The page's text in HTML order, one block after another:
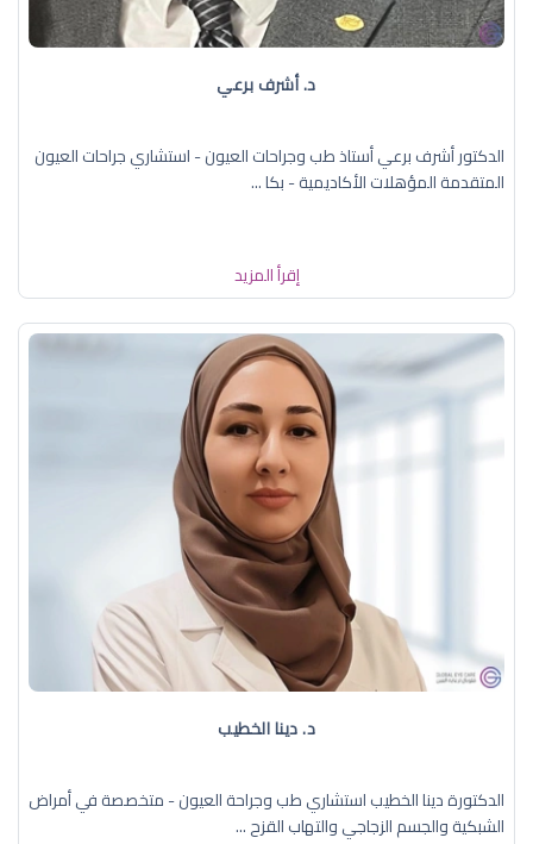
د. أشرف برعي
الدكتور أشرف برعي أستاذ طب وجراحات العيون - استشاري جراحات العيون
المتقدمة المؤهلات الأكاديمية - بكا ...
إقرأ المزيد
د. دينا الخطيب
الدكتورة دينا الخطيب استشاري طب وجراحة العيون - متخصصة في أمراض
الشبكية والجسم الزجاجي والتهاب القزح ...